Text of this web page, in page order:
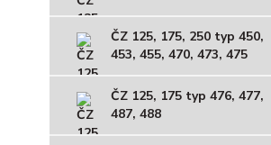
ČZ 125, 175, 250 typ 450,
453, 455, 470, 473, 475
ČZ 125, 175 typ 476, 477,
487, 488